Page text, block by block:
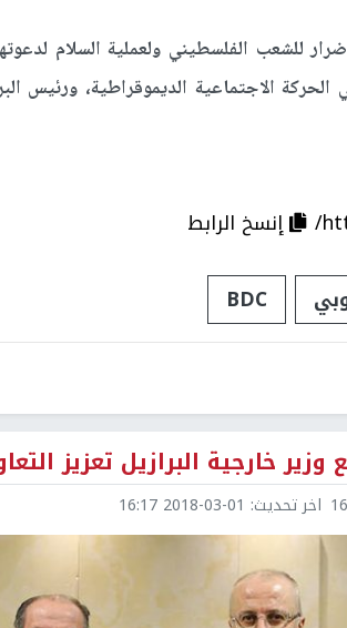
للشعب الفلسطيني ولعملية السلام
الاجتماعية الديموقراطية، ورئيس
إنسخ الرابط
BDC
خارجية البرازيل تعزيز
اخر تحديث: 2018-03-01 16:17